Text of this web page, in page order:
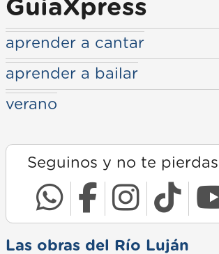
GuiaXpress
aprender a cantar
aprender a bailar
verano
Seguinos y no te
Las obras del Río Luján